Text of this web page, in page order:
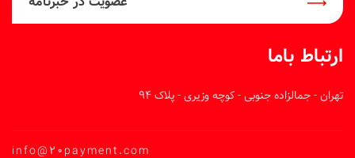
ارتباط باما
تهران - جمالزاده جنوبی - کوچه وزیری - پلاک 94
info@20payment.com